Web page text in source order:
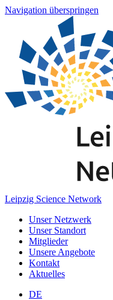
Navigation überspringen
Leipzig Science Network
Unser Netzwerk
Unser Standort
Mitglieder
Unsere Angebote
Kontakt
Aktuelles
DE